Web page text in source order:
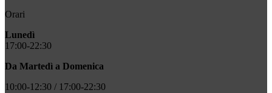
Orari
Lunedì
17:00-22:30
Da Martedì a Domenica
10:00-12:30 / 17:00-22:30